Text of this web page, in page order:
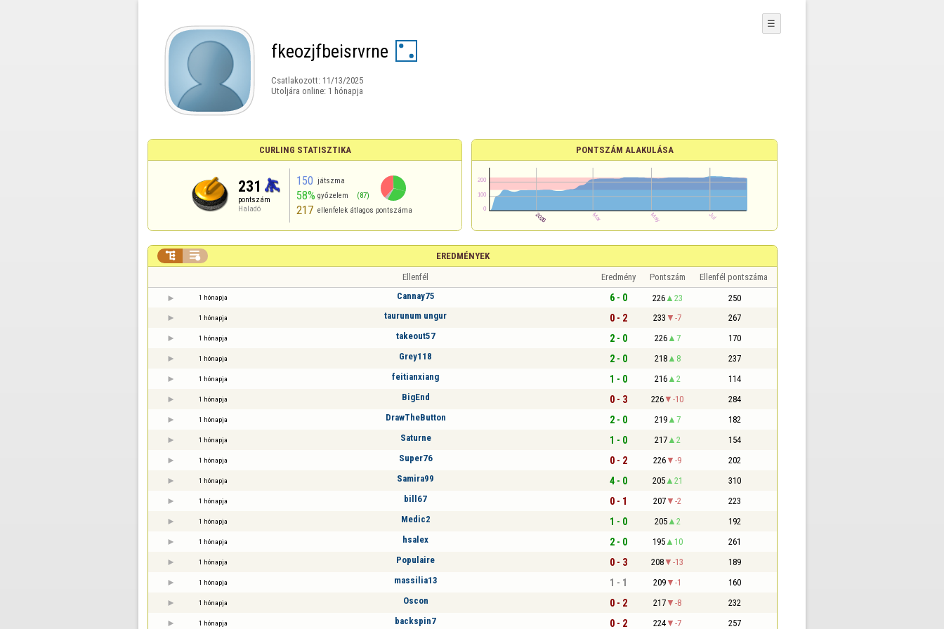
fkeozjfbeisrvrne
Csatlakozott: 11/13/2025
Utoljára online: 1 hónapja
☰
CURLING STATISZTIKA
231
pontszám
Haladó
150 játszma
58% győzelem (87)
217 ellenfelek átlagos pontszáma
PONTSZÁM ALAKULÁSA
EREDMÉNYEK
 
Ellenfél Eredmény Pontszám Ellenfél pontszáma
1 hónapja Cannay75 6 - 0 226 23 250
1 hónapja taurunum ungur 0 - 2 233 -7 267
1 hónapja takeout57 2 - 0 226 7 170
1 hónapja Grey118 2 - 0 218 8 237
1 hónapja feitianxiang 1 - 0 216 2 114
1 hónapja BigEnd 0 - 3 226 -10 284
1 hónapja DrawTheButton 2 - 0 219 7 182
1 hónapja Saturne 1 - 0 217 2 154
1 hónapja Super76 0 - 2 226 -9 202
1 hónapja Samira99 4 - 0 205 21 310
1 hónapja bill67 0 - 1 207 -2 223
1 hónapja Medic2 1 - 0 205 2 192
1 hónapja hsalex 2 - 0 195 10 261
1 hónapja Populaire 0 - 3 208 -13 189
1 hónapja massilia13 1 - 1 209 -1 160
1 hónapja Oscon 0 - 2 217 -8 232
1 hónapja backspin7 0 - 2 224 -7 257